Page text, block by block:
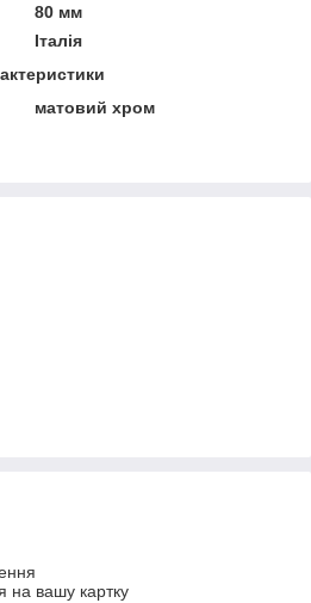
80 мм
Італія
матовий хром
на вашу картку